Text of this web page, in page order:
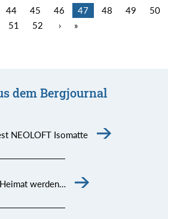
44 45 46 47 48 49
50
51
52 › »
dem Bergjournal
NEOLOFT Isomatte
werden…